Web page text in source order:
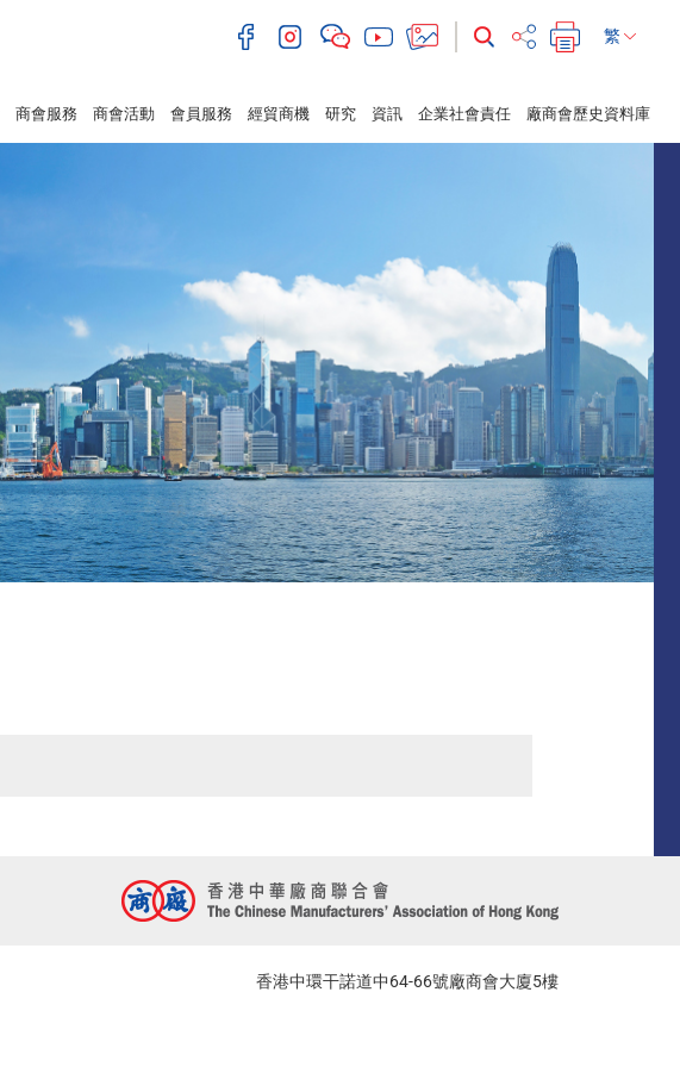
繁
商會服務 商會活動 會員服務 經貿商機 研究 資訊 企業社會責任 廠商會歷史資料庫
香港中環干諾道中64-66號廠商會大廈5樓